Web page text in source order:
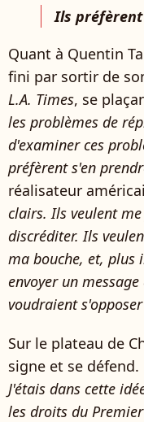
Ils
Quant à Quentin
fini par sortir de
L.A. Times, se
les problèmes de
d'examiner ces
préfèrent s'en
réalisateur
clairs. Ils veulent
discréditer. Ils
ma bouche, et, plus
envoyer un
voudraient
Sur le plateau de
signe et se défend.
J'étais dans cette
les droits du